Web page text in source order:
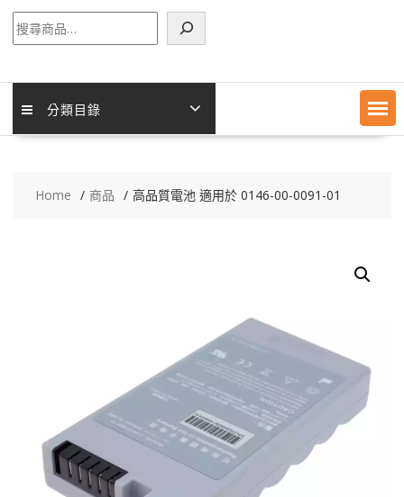
尋
分類目錄
Home 商品 高品質電池 適用於 0146-00-0091-01